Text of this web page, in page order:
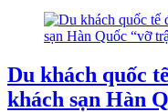
Du khách quốc
khách sạn Hàn